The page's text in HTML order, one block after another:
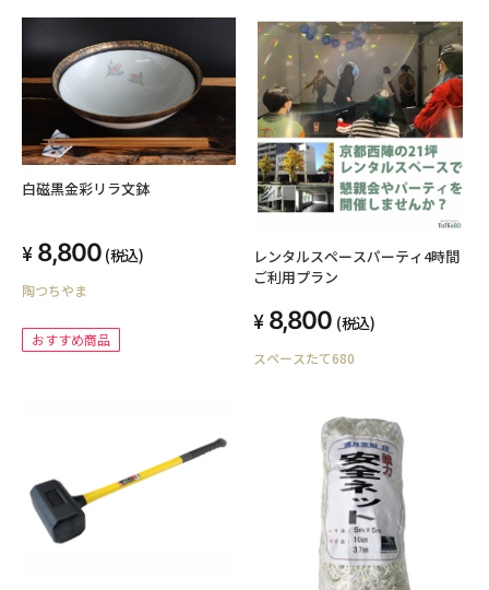
白磁黒金彩リラ文鉢
8,800 (税込)
陶つちやま
おすすめ商品
レンタルスペースパーティ4時間
ご利用プラン
8,800 (税込)
スペースたて680